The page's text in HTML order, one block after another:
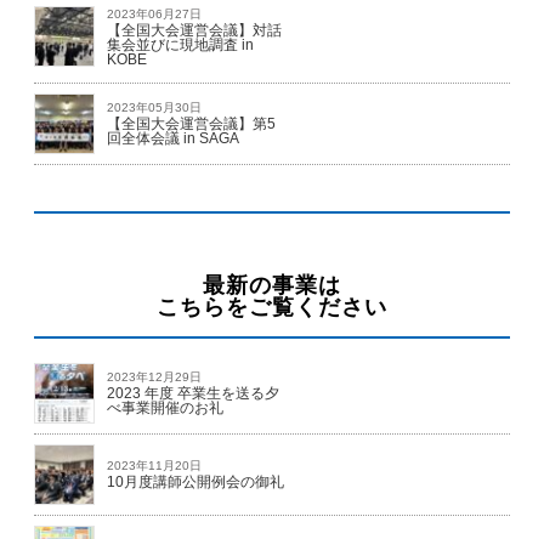
2023年06月27日
【全国大会運営会議】対話
集会並びに現地調査 in
KOBE
2023年05月30日
【全国大会運営会議】第5
回全体会議 in SAGA
最新の事業は
こちらをご覧ください
2023年12月29日
2023 年度 卒業生を送る夕
べ事業開催のお礼
2023年11月20日
10月度講師公開例会の御礼